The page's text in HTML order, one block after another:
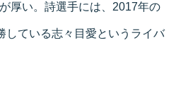
厚い。詩選手には、2017年の
している志々目愛というライバ